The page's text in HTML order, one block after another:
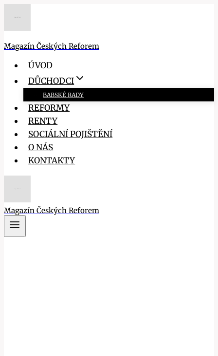
Magazín Českých Reforem
ÚVOD
DŮCHODCI
BABSKÉ RADY
REFORMY
RENTY
SOCIÁLNÍ POJIŠTĚNÍ
O NÁS
KONTAKTY
Magazín Českých Reforem